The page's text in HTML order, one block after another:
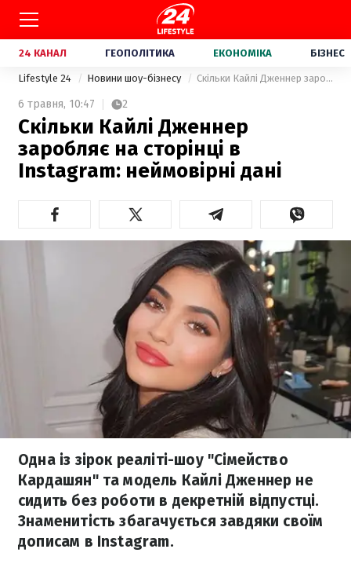
24 КАНАЛ ГЕОПОЛІТИКА ЕКОНОМІКА БІЗНЕС
Lifestyle 24 Новини шоу-бізнесу Скільки Кайлі Дженнер заробляє на сторінці в Instagram: неймовірні дані
6 травня, 10:47 2
Скільки Кайлі Дженнер
заробляє на сторінці в
Instagram: неймовірні дані
Одна із зірок реаліті-шоу "Сімейство
Кардашян" та модель Кайлі Дженнер не
сидить без роботи в декретній відпустці.
Знаменитість збагачується завдяки своїм
дописам в Instagram.